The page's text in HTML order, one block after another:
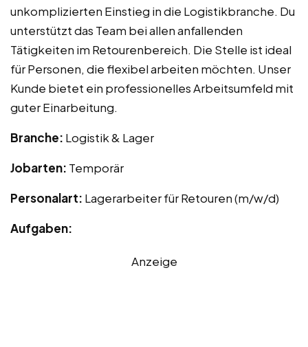
unkomplizierten Einstieg in die Logistikbranche. Du
unterstützt das Team bei allen anfallenden
Tätigkeiten im Retourenbereich. Die Stelle ist ideal
für Personen, die flexibel arbeiten möchten. Unser
Kunde bietet ein professionelles Arbeitsumfeld mit
guter Einarbeitung.
Branche: Logistik & Lager
Jobarten: Temporär
Personalart: Lagerarbeiter für Retouren (m/w/d)
Aufgaben:
Anzeige